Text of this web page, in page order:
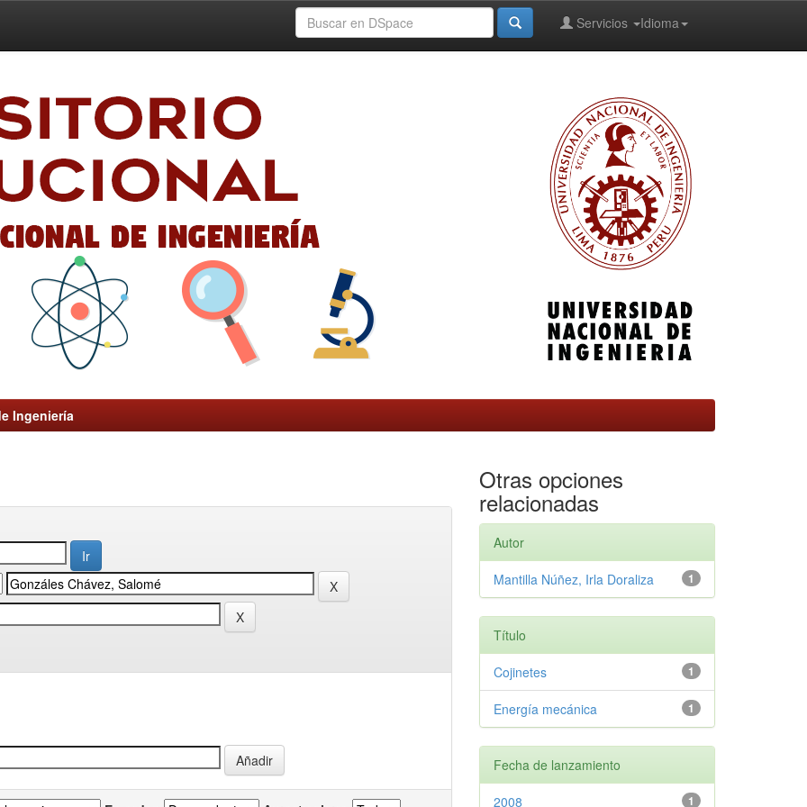
Idioma
Servicios
Ingeniería
Otras opciones
relacionadas
Autor
1
Mantilla Núñez, Irla Doraliza
Título
1
Cojinetes
1
Energía mecánica
Fecha de lanzamiento
1
2008